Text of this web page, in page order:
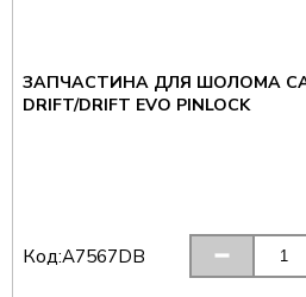
ЗАПЧАСТИНА ДЛЯ ШОЛОМА
DRIFT/DRIFT EVO PINLOCK
Код:A7567DB